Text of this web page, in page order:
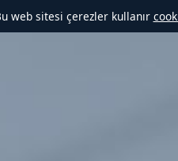
web sitesi çerezler kullanır